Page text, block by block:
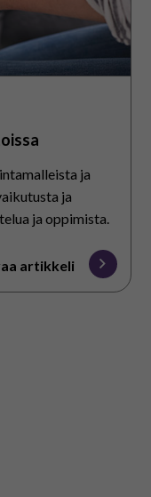
ja
ja
ja oppimista.
artikkeli